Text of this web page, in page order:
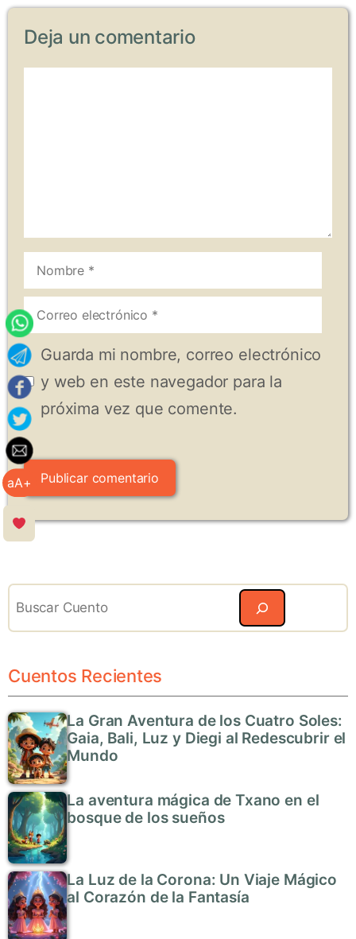
aA+
Deja un comentario
Nombre
Correo
electrónico
Guarda mi nombre, correo electrónico
y web en este navegador para la
próxima vez que comente.
Cuentos Recientes
La Gran Aventura de los Cuatro Soles:
Gaia, Bali, Luz y Diegi al Redescubrir el
Mundo
La aventura mágica de Txano en el
bosque de los sueños
La Luz de la Corona: Un Viaje Mágico
al Corazón de la Fantasía